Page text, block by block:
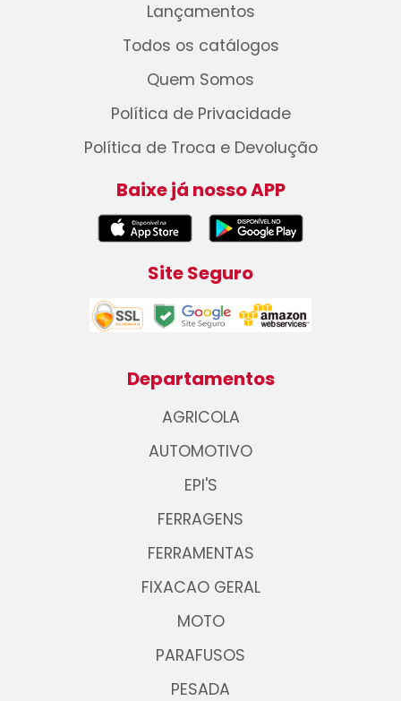
Lançamentos
Todos os catálogos
Quem Somos
Política de Privacidade
Política de Troca e Devolução
Baixe já nosso APP
Site Seguro
Departamentos
AGRICOLA
AUTOMOTIVO
EPI'S
FERRAGENS
FERRAMENTAS
FIXACAO GERAL
MOTO
PARAFUSOS
PESADA